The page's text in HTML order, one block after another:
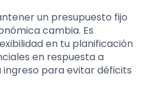
un presupuesto fijo
cambia. Es
en tu planificación
en respuesta a
para evitar déficits